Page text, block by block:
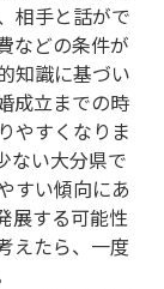
相手と話がで
などの条件が
知識に基づい
成立までの時
やすくなりま
ない大分県で
すい傾向にあ
展する可能性
えたら、一度